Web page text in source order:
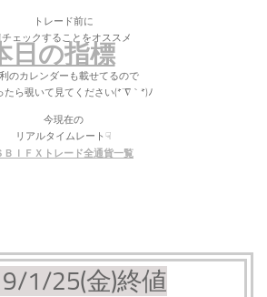
トレード前に
ェックすることをオススメ
日の指標
のカレンダーも載せてるので
たら覗いて見てください(*´∇｀*)ﾉ
今現在の
リアルタイムレート☟
ＢＩＦＸトレード全通貨一覧
1/25(金)終値